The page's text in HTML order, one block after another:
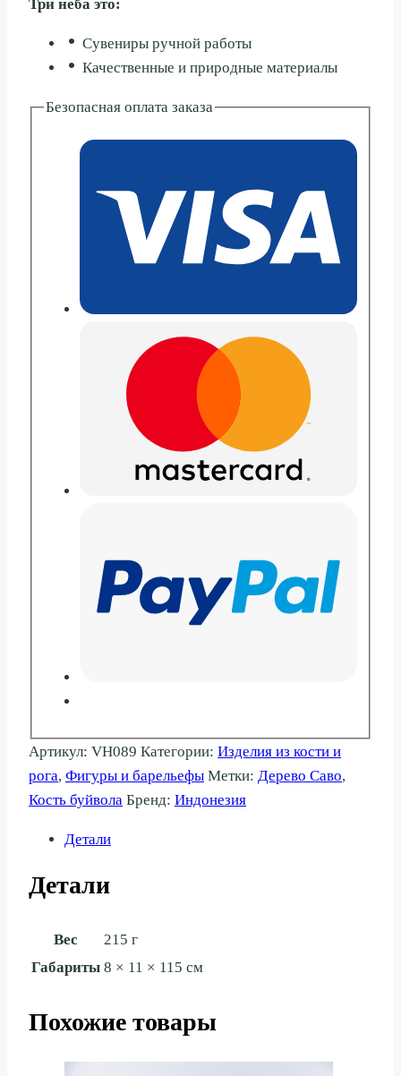
Три неба это:
Сувениры ручной работы
Качественные и природные материалы
Безопасная оплата заказа
Артикул: VH089 Категории: Изделия из кости и
рога, Фигуры и барельефы Метки: Дерево Саво,
Кость буйвола Бренд: Индонезия
Детали
Детали
Вес
215 г
Габариты 8 × 11 × 115 см
Похожие товары